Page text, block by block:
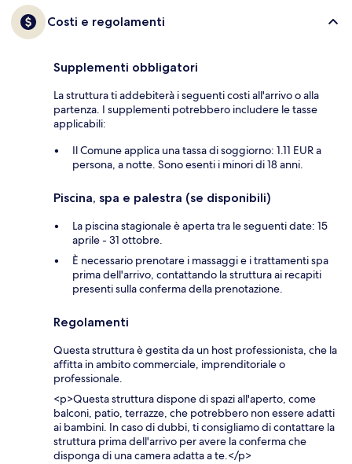
Costi e regolamenti
Supplementi obbligatori
La struttura ti addebiterà i seguenti costi all'arrivo o alla
partenza. I supplementi potrebbero includere le tasse
applicabili:
Il Comune applica una tassa di soggiorno: 1.11 EUR a
persona, a notte. Sono esenti i minori di 18 anni.
Piscina, spa e palestra (se disponibili)
La piscina stagionale è aperta tra le seguenti date: 15
aprile - 31 ottobre.
È necessario prenotare i massaggi e i trattamenti spa
prima dell'arrivo, contattando la struttura ai recapiti
presenti sulla conferma della prenotazione.
Regolamenti
Questa struttura è gestita da un host professionista, che la
affitta in ambito commerciale, imprenditoriale o
professionale.
<p>Questa struttura dispone di spazi all'aperto, come
balconi, patio, terrazze, che potrebbero non essere adatti
ai bambini. In caso di dubbi, ti consigliamo di contattare la
struttura prima dell'arrivo per avere la conferma che
disponga di una camera adatta a te.</p>